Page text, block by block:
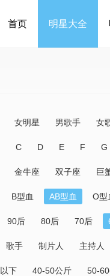
首页 明星大全
女明星 男歌手 女
C D E F G
金牛座 双子座 巨
B型血 AB型血 O型
90后 80后 70后
歌手 制片人 主持人
下 40-50公斤 50-